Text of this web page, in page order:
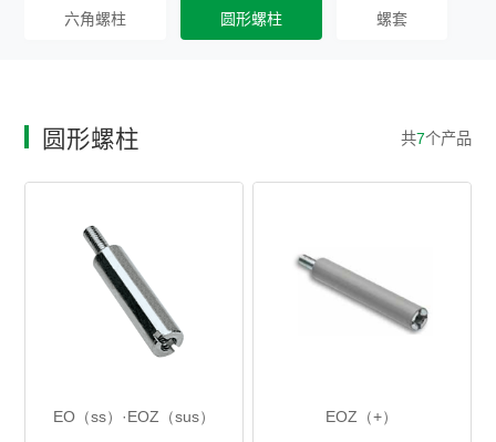
六角螺柱 圆形螺柱 螺套
圆形螺柱 共7个产品
EO（ss）·EOZ（sus） EOZ（+）